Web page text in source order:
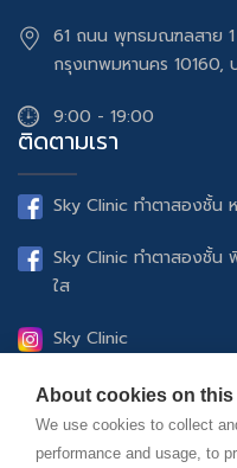
About cookies on this
We use cookies to collect
performance and usage, to
61 ถนน พุทธมณฑลสาย
กรุงเทพมหานคร 10160,
9:00 - 19:00
ติดตามเรา
Sky Clinic ทำตาสองชั้น
Sky Clinic ทำตาสองชั้น
ใส
Sky Clinic
UltheraSPT ยกกระชับป
พรรณ